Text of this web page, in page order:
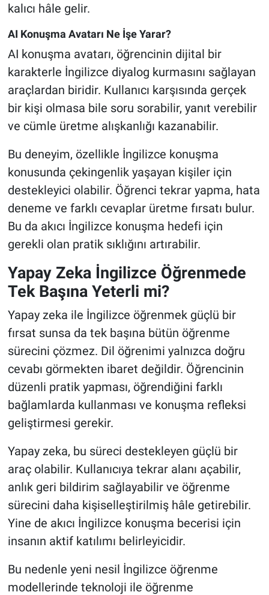
kalıcı hâle gelir.
AI Konuşma Avatarı Ne İşe Yarar?
AI konuşma avatarı, öğrencinin dijital bir
karakterle İngilizce diyalog kurmasını sağlayan
araçlardan biridir. Kullanıcı karşısında gerçek
bir kişi olmasa bile soru sorabilir, yanıt verebilir
ve cümle üretme alışkanlığı kazanabilir.
Bu deneyim, özellikle İngilizce konuşma
konusunda çekingenlik yaşayan kişiler için
destekleyici olabilir. Öğrenci tekrar yapma, hata
deneme ve farklı cevaplar üretme fırsatı bulur.
Bu da akıcı İngilizce konuşma hedefi için
gerekli olan pratik sıklığını artırabilir.
Yapay Zeka İngilizce Öğrenmede
Tek Başına Yeterli mi?
Yapay zeka ile İngilizce öğrenmek güçlü bir
fırsat sunsa da tek başına bütün öğrenme
sürecini çözmez. Dil öğrenimi yalnızca doğru
cevabı görmekten ibaret değildir. Öğrencinin
düzenli pratik yapması, öğrendiğini farklı
bağlamlarda kullanması ve konuşma refleksi
geliştirmesi gerekir.
Yapay zeka, bu süreci destekleyen güçlü bir
araç olabilir. Kullanıcıya tekrar alanı açabilir,
anlık geri bildirim sağlayabilir ve öğrenme
sürecini daha kişiselleştirilmiş hâle getirebilir.
Yine de akıcı İngilizce konuşma becerisi için
insanın aktif katılımı belirleyicidir.
Bu nedenle yeni nesil İngilizce öğrenme
modellerinde teknoloji ile öğrenme